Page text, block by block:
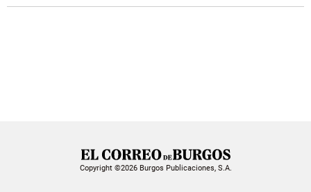
Copyright ©2026 Burgos Publicaciones, S.A.